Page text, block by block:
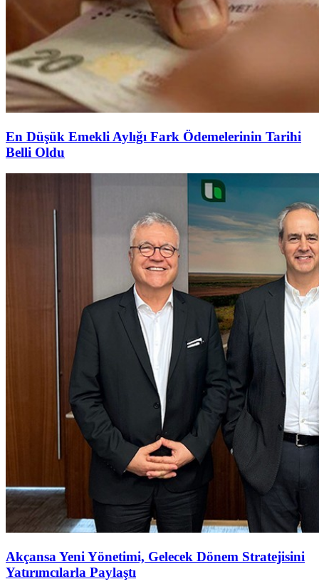
En Düşük Emekli Aylığı Fark Ödemelerinin Tarihi
Belli Oldu
Akçansa Yeni Yönetimi, Gelecek Dönem Stratejisini
Yatırımcılarla Paylaştı